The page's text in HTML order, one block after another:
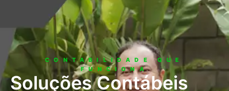
CONTABILIDADE QUE
FUNCIONA
Soluções Contábeis